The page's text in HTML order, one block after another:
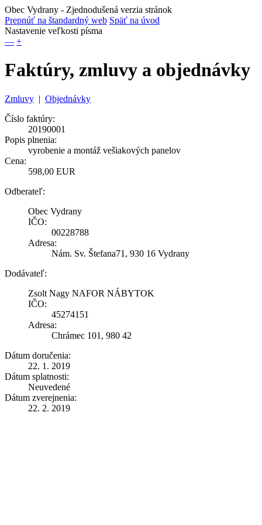
Obec Vydrany - Zjednodušená verzia stránok
Prepnúť na štandardný web Späť na úvod
Nastavenie veľkosti písma
— +
Faktúry, zmluvy a objednávky
Zmluvy | Objednávky
Číslo faktúry:
20190001
Popis plnenia:
vyrobenie a montáž vešiakových panelov
Cena:
598,00 EUR
Odberateľ:
Obec Vydrany
IČO:
00228788
Adresa:
Nám. Sv. Štefana71, 930 16 Vydrany
Dodávateľ:
Zsolt Nagy NAFOR NÁBYTOK
IČO:
45274151
Adresa:
Chrámec 101, 980 42
Dátum doručenia:
22. 1. 2019
Dátum splatnosti:
Neuvedené
Dátum zverejnenia:
22. 2. 2019